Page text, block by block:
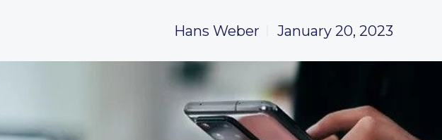
Hans Weber January 20, 2023